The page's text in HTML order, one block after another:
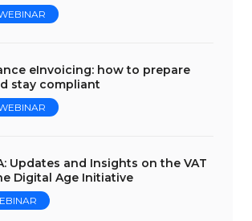
eInvoicing: how to prepare
stay compliant
Updates and Insights on the VAT
Digital Age Initiative